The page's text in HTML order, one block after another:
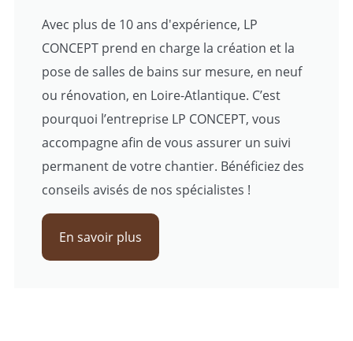
Avec plus de 10 ans d'expérience, LP
CONCEPT prend en charge la création et la
pose de salles de bains sur mesure, en neuf
ou rénovation, en Loire-Atlantique. C’est
pourquoi l’entreprise LP CONCEPT, vous
accompagne afin de vous assurer un suivi
permanent de votre chantier. Bénéficiez des
conseils avisés de nos spécialistes !
En savoir plus